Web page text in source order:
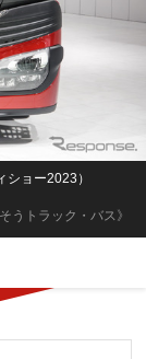
うトラック・バス》
ョー2023）